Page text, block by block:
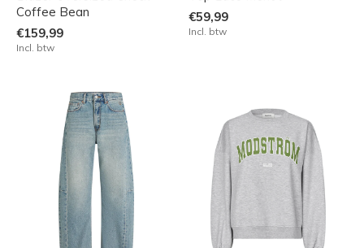
Coffee Bean
€159,99
Incl. btw
€59,99
Incl. btw